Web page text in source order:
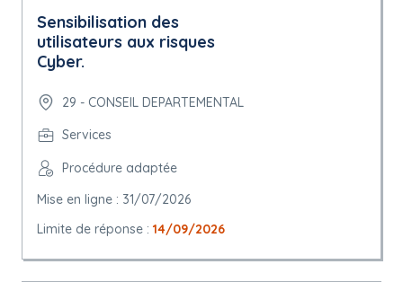
Sensibilisation des
utilisateurs aux risques
Cyber.
29 - CONSEIL DEPARTEMENTAL
Services
Procédure adaptée
Mise en ligne : 31/07/2026
Limite de réponse : 14/09/2026